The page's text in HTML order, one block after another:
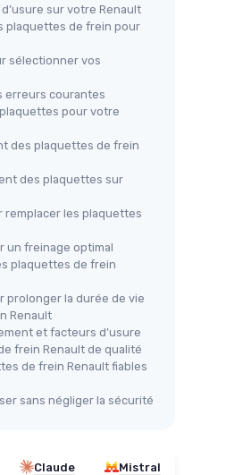
de 4 plaquettes -
- Entièrement
accessoires
accessoires non
sur votre Renault
plaquettes de frein pour
sélectionner vos
erreurs courantes
pour votre
des plaquettes de frein
des plaquettes sur
remplacer les plaquettes
un freinage optimal
plaquettes de frein
prolonger la durée de vie
Renault
et facteurs d’usure
frein Renault de qualité
de frein Renault fiables
sans négliger la sécurité
Claude Mistral